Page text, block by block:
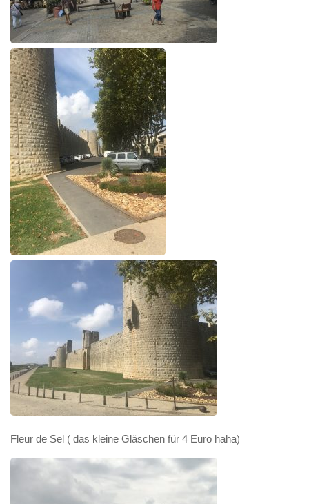
Fleur de Sel ( das kleine Gläschen für 4 Euro haha)